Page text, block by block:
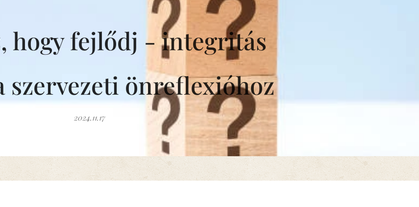
hogy fejlődj - integritás
szervezeti önreflexióhoz
2024.11.17